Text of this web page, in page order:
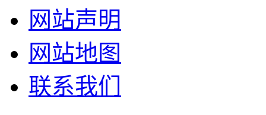
网站声明
网站地图
联系我们